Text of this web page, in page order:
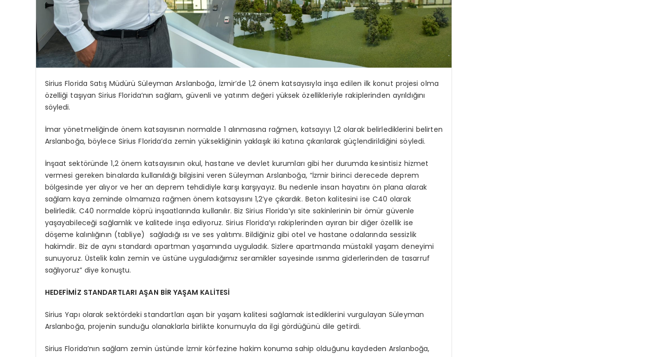
Sirius Florida Satış Müdürü Süleyman Arslanboğa, İzmir’de 1,2 önem katsayısıyla inşa edilen ilk konut projesi olma
özelliği taşıyan Sirius Florida’nın sağlam, güvenli ve yatırım değeri yüksek özellikleriyle rakiplerinden ayrıldığını
söyledi.
İmar yönetmeliğinde önem katsayısının normalde 1 alınmasına rağmen, katsayıyı 1,2 olarak belirlediklerini belirten
Arslanboğa, böylece Sirius Florida’da zemin yüksekliğinin yaklaşık iki katına çıkarılarak güçlendirildiğini söyledi.
İnşaat sektöründe 1,2 önem katsayısının okul, hastane ve devlet kurumları gibi her durumda kesintisiz hizmet
vermesi gereken binalarda kullanıldığı bilgisini veren Süleyman Arslanboğa, “İzmir birinci derecede deprem
bölgesinde yer alıyor ve her an deprem tehdidiyle karşı karşıyayız. Bu nedenle insan hayatını ön plana alarak
sağlam kaya zeminde olmamıza rağmen önem katsayısını 1,2’ye çıkardık. Beton kalitesini ise C40 olarak
belirledik. C40 normalde köprü inşaatlarında kullanılır. Biz Sirius Florida’yı site sakinlerinin bir ömür güvenle
yaşayabileceği sağlamlık ve kalitede inşa ediyoruz. Sirius Florida’yı rakiplerinden ayıran bir diğer özellik ise
döşeme kalınlığının (tabliye) sağladığı ısı ve ses yalıtımı. Bildiğiniz gibi otel ve hastane odalarında sessizlik
hakimdir. Biz de aynı standardı apartman yaşamında uyguladık. Sizlere apartmanda müstakil yaşam deneyimi
sunuyoruz. Üstelik kalın zemin ve üstüne uyguladığımız seramikler sayesinde ısınma giderlerinden de tasarruf
sağlıyoruz” diye konuştu.
HEDEFİMİZ STANDARTLARI AŞAN BİR YAŞAM KALİTESİ
Sirius Yapı olarak sektördeki standartları aşan bir yaşam kalitesi sağlamak istediklerini vurgulayan Süleyman
Arslanboğa, projenin sunduğu olanaklarla birlikte konumuyla da ilgi gördüğünü dile getirdi.
Sirius Florida’nın sağlam zemin üstünde İzmir körfezine hakim konuma sahip olduğunu kaydeden Arslanboğa,